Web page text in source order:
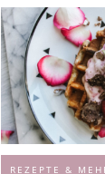
REZEPTE &